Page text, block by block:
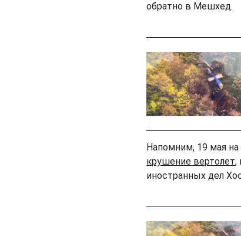
обратно в Мешхед.
Напомним, 19 мая на
крушение вертолет,
иностранных дел